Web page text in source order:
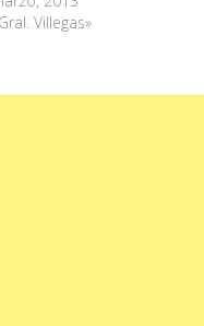
Villegas»